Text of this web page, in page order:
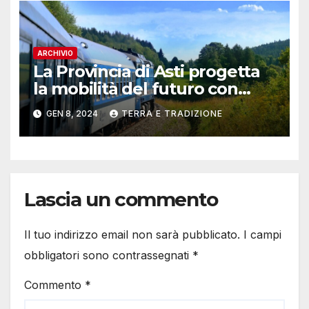
ARCHIVIO
La Provincia di Asti progetta
la mobilità del futuro con
“Hydrogen Valley”: on line il
questionario
GEN 8, 2024 TERRA E TRADIZIONE
Lascia un commento
Il tuo indirizzo email non sarà pubblicato. I campi
obbligatori sono contrassegnati *
Commento *